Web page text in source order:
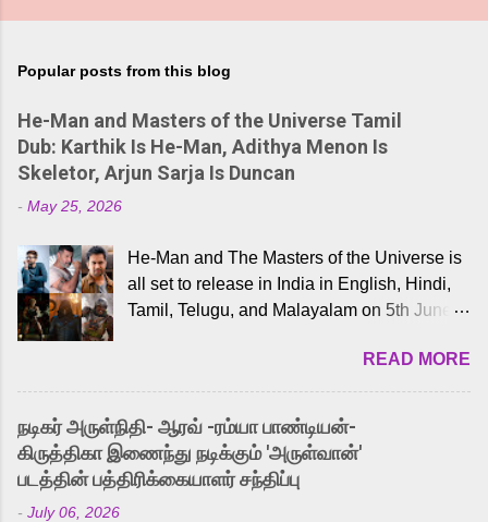
Popular posts from this blog
He-Man and Masters of the Universe Tamil
Dub: Karthik Is He-Man, Adithya Menon Is
Skeletor, Arjun Sarja Is Duncan
- May 25, 2026
He-Man and The Masters of the Universe is
all set to release in India in English, Hindi,
Tamil, Telugu, and Malayalam on 5th June,
received a lot of love from cult He-Man fans
and offered audiences an exciting glimpse
into the world of Eternia, the recently
released Tamil trailer has also generated
strong excitement among Tamil audiences.
Adding to the growing buzz is the film’s
READ MORE
நடிகர் அருள்நிதி- ஆரவ் -ரம்யா பாண்டியன்-
கிருத்திகா இணைந்து நடிக்கும் 'அருள்வான்'
படத்தின் பத்திரிக்கையாளர் சந்திப்பு
- July 06, 2026